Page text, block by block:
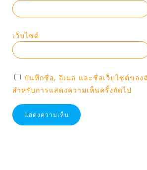
เว็บไซต์
บันทึกชื่อ, อีเมล และชื่อเว็บไซต์ของ
สำหรับการแสดงความเห็นครั้งถัดไป